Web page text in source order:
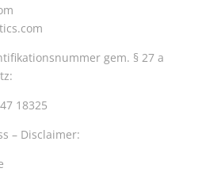
gem. § 27 a
18325
– Disclaimer: